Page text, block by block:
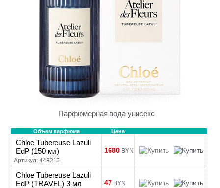
Парфюмерная вода унисекс
Объем парфюма Цена
Chloe Tubereuse Lazuli
EdP (150 мл)
Артикул: 448215
1680 BYN
Chloe Tubereuse Lazuli
EdP (TRAVEL) 3 мл
47 BYN